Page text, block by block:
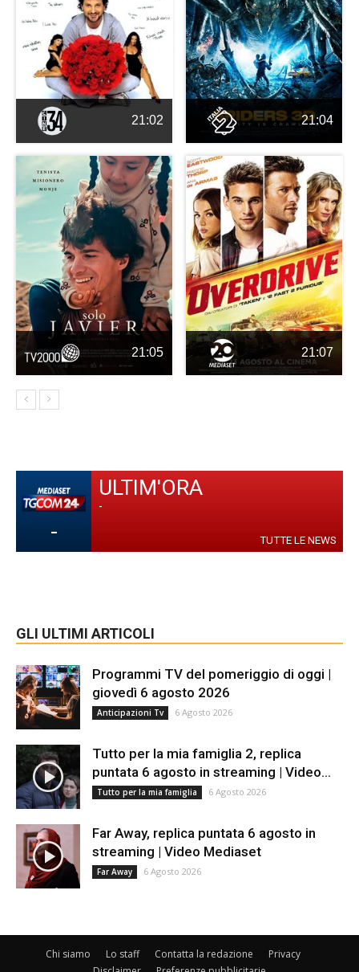
21:02 21:04
21:05 21:07
-
ULTIM'ORA
-
TUTTE LE NEWS
GLI ULTIMI ARTICOLI
Programmi TV del pomeriggio di oggi |
giovedì 6 agosto 2026
Anticipazioni Tv 6 Agosto 2026
Tutto per la mia famiglia 2, replica
puntata 6 agosto in streaming | Video...
Tutto per la mia famiglia 6 Agosto 2026
Far Away, replica puntata 6 agosto in
streaming | Video Mediaset
Far Away 6 Agosto 2026
Chi siamo Lo staff Contatta la redazione
Privacy